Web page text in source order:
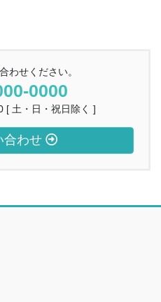
わせください。
0000
[ 土・日・祝日除く ]
合わせ